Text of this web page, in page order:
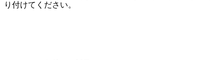
り付けてください。